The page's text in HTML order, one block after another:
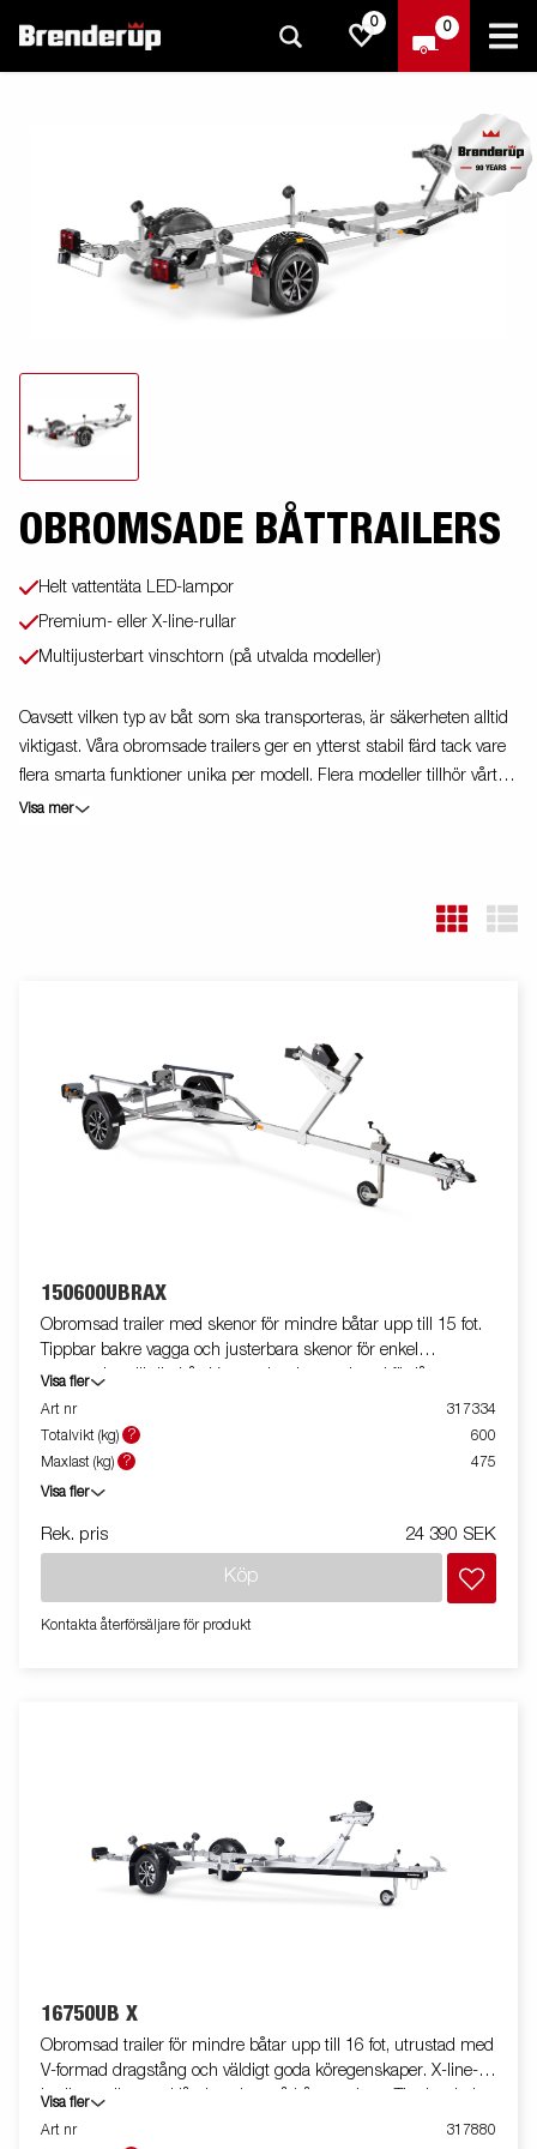
0 0
OBROMSADE BÅTTRAILERS
Helt vattentäta LED-lampor
Premium- eller X-line-rullar
Multijusterbart vinschtorn (på utvalda modeller)
Oavsett vilken typ av båt som ska transporteras, är säkerheten alltid
viktigast. Våra obromsade trailers ger en ytterst stabil färd tack vare
flera smarta funktioner unika per modell. Flera modeller tillhör vårt X-
line-sortiment och har bland annat rullar av extra hög kvalitet för
Visa mer
150600UBRAX
Obromsad trailer med skenor för mindre båtar upp till 15 fot.
Tippbar bakre vagga och justerbara skenor för enkel
anpassning till din båt. Varmgalvaniserat chassi för lång
hållbarhet. Elen är helt skyddad i båttrailerns chassi. Vattentäta
hjullager förlänger livstiden. Helskyddad vinsch och vinschtorn
som är enkelt att anpassa, vinschtornet är även utrustat med en
extra säkerhetsvajer för användning vid transport. Smidig, vikbar
och vattentät LED-belysning vilket gör både av- och pålastning
väldigt enkel. Båttrailern på bilden kan vara extrautrustad.
Visa fler
Art nr
317334
Totalvikt (kg)
?
600
Maxlast (kg)
? 475
Visa fler
Rek. pris 24 390 SEK
Köp
Kontakta återförsäljare för produkt
16750UB X
Obromsad trailer för mindre båtar upp till 16 fot, utrustad med
V-formad dragstång och väldigt goda köregenskaper. X-line-
kvalitetsrullar med låg inverkan på båtens skrov. Tippbar bakre
vagga och justerbara dubbla sidorullar för enkel anpassning till
Visa fler
Art nr
317880